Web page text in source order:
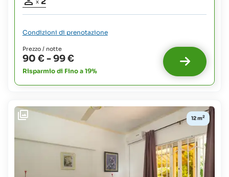
x
Condizioni di prenotazione
Prezzo / notte
90 €-99 €
Risparmio di Fino a 19%
12 m2